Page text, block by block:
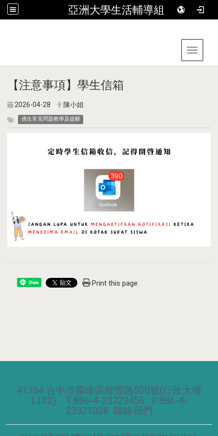
亞洲大學生活輔導組
Toggle
【注意事項】學生信箱
2026-04-28 陳小姐
僑生常見問題教學及提醒
Share Print this page
41354 台中市霧峰區柳豐路500號(行政大樓
L102) T:886-4-23323456 F:886-4-
23321028 聯絡我們